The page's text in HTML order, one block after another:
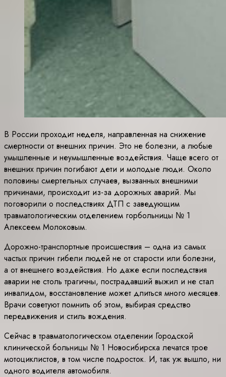
В России проходит неделя, направленная на снижение
смертности от внешних причин. Это не болезни, а любые
умышленные и неумышленные воздействия. Чаще всего от
внешних причин погибают дети и молодые люди. Около
половины смертельных случаев, вызванных внешними
причинами, происходит из-за дорожных аварий. Мы
поговорили о последствиях ДТП с заведующим
травматологическим отделением горбольницы № 1
Алексеем Молоковым.
Дорожно-транспортные происшествия – одна из самых
частых причин гибели людей не от старости или болезни,
а от внешнего воздействия. Но даже если последствия
аварии не столь трагичны, пострадавший выжил и не стал
инвалидом, восстановление может длиться много месяцев.
Врачи советуют помнить об этом, выбирая средство
передвижения и стиль вождения.
Сейчас в травматологическом отделении Городской
клинической больницы № 1 Новосибирска лечатся трое
мотоциклистов, в том числе подросток. И, так уж вышло, ни
одного водителя автомобиля.